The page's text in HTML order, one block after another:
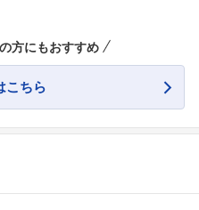
方にもおすすめ
こちら